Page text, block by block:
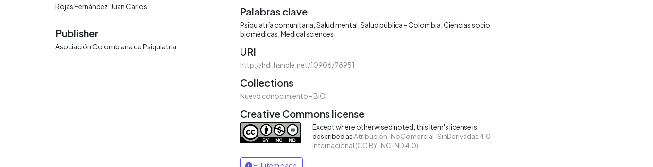
Rojas Fernández, Juan Carlos
Publisher
Asociación Colombiana de Psiquiatría
Palabras clave
Psiquiatría comunitaria Salud mental Salud pública - Colombia Ciencias socio
biomédicas Medical sciences
URI
http://hdl.handle.net/10906/78951
Collections
Nuevo conocimiento - BIO
Creative Commons license
Except where otherwised noted, this item's license is
described as Atribución-NoComercial-SinDerivadas 4.0
Internacional (CC BY-NC-ND 4.0)
Full item page